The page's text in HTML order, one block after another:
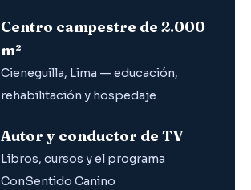
Centro campestre de 2.000
m²
Cieneguilla, Lima — educación,
rehabilitación y hospedaje
Autor y conductor de TV
Libros, cursos y el programa
ConSentido Canino